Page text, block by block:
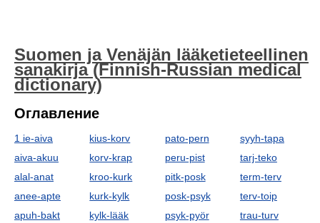
Suomen ja Venäjän lääketieteellinen
sanakirja (Finnish-Russian medical
dictionary)
Оглавление
1 ie-aiva
aiva-akuu
alal-anat
anee-apte
apuh-bakt
kius-korv
korv-krap
kroo-kurk
kurk-kylk
kylk-lääk
pato-pern
peru-pist
pitk-posk
posk-psyk
psyk-pyör
syyh-tapa
tarj-teko
term-terv
terv-toip
trau-turv